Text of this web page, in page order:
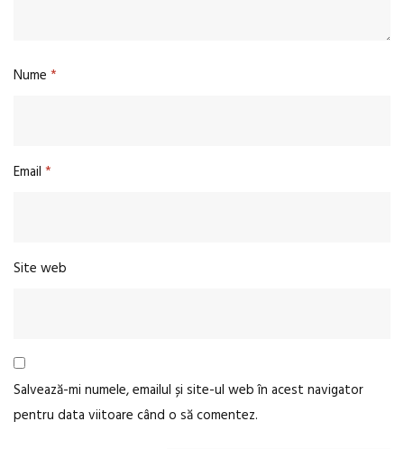
Nume *
Email *
Site web
Salvează-mi numele, emailul și site-ul web în acest navigator
pentru data viitoare când o să comentez.